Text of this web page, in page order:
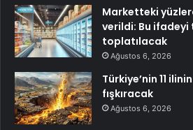
Marketteki
verildi: Bu
toplatılacak
Ağustos 6, 2026
Türkiye’nin 11
fışkıracak
Ağustos 6, 2026